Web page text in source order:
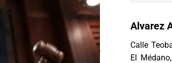
Alvarez
Calle
El